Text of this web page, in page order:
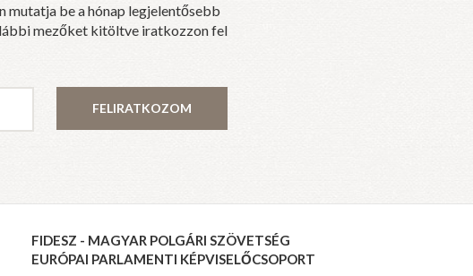
mutatja be a hónap legjelentősebb
mezőket kitöltve iratkozzon fel
FELIRATKOZOM
FIDESZ - MAGYAR POLGÁRI SZÖVETSÉG
EURÓPAI PARLAMENTI KÉPVISELŐCSOPORT